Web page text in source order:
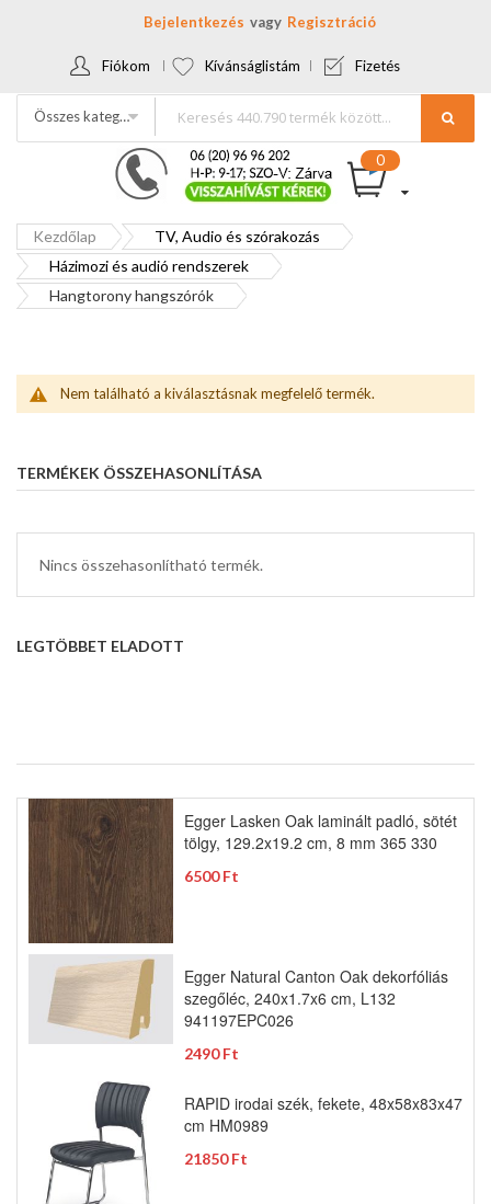
Bejelentkezés Regisztráció
Fiókom Kívánságlistám Fizetés
Összes kategória
Kezdőlap
TV, Audio és szórakozás
Házimozi és audió rendszerek
Hangtorony hangszórók
Nem található a kiválasztásnak megfelelő termék.
TERMÉKEK ÖSSZEHASONLÍTÁSA
Nincs összehasonlítható termék.
LEGTÖBBET ELADOTT
Egger Lasken Oak laminált padló, sötét
tölgy, 129.2x19.2 cm, 8 mm 365 330
6500 Ft
Egger Natural Canton Oak dekorfóliás
szegőléc, 240x1.7x6 cm, L132
941197EPC026
2490 Ft
RAPID irodai szék, fekete, 48x58x83x47
cm HM0989
21850 Ft